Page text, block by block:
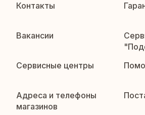
Контакты
Вакансии
Сервисные центры
Адреса и телефоны
магазинов